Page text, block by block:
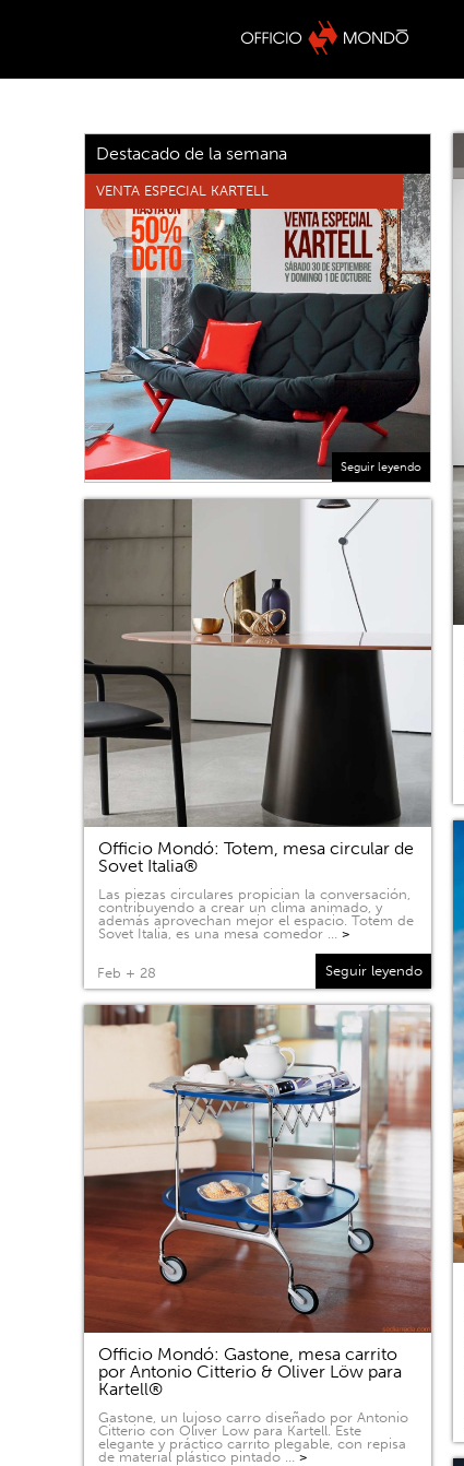
Destacado de la semana
VENTA ESPECIAL KARTELL
Seguir leyendo
Officio Mondó: Totem, mesa circular de
Sovet Italia®
Las piezas circulares propician la conversación,
contribuyendo a crear un clima animado, y
además aprovechan mejor el espacio. Totem de
Sovet Italia, es una mesa comedor … >
Feb + 28 Seguir leyendo
Officio Mondó: Gastone, mesa carrito
por Antonio Citterio & Oliver Löw para
Kartell®
Gastone, un lujoso carro diseñado por Antonio
Citterio con Oliver Low para Kartell. Este
elegante y práctico carrito plegable, con repisa
de material plástico pintado …>